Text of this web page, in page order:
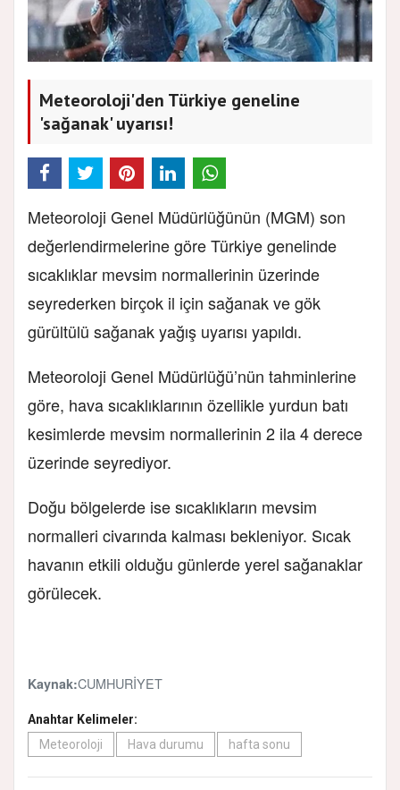
Meteoroloji'den Türkiye geneline
'sağanak' uyarısı!
Meteoroloji Genel Müdürlüğünün (MGM) son
değerlendirmelerine göre Türkiye genelinde
sıcaklıklar mevsim normallerinin üzerinde
seyrederken birçok il için sağanak ve gök
gürültülü sağanak yağış uyarısı yapıldı.
Meteoroloji Genel Müdürlüğü’nün tahminlerine
göre, hava sıcaklıklarının özellikle yurdun batı
kesimlerde mevsim normallerinin 2 ila 4 derece
üzerinde seyrediyor.
Doğu bölgelerde ise sıcaklıkların mevsim
normalleri civarında kalması bekleniyor. Sıcak
havanın etkili olduğu günlerde yerel sağanaklar
görülecek.
Kaynak:CUMHURİYET
Anahtar Kelimeler:
Meteoroloji
Hava durumu hafta sonu